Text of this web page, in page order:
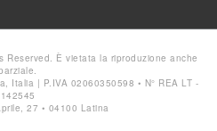
Reserved. È vietata la riproduzione anche
Italia | P.IVA 02060350598 • N° REA LT -
142545
27 • 04100 Latina